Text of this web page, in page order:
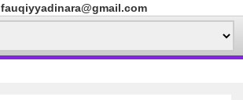
fauqiyyadinara@gmail.com